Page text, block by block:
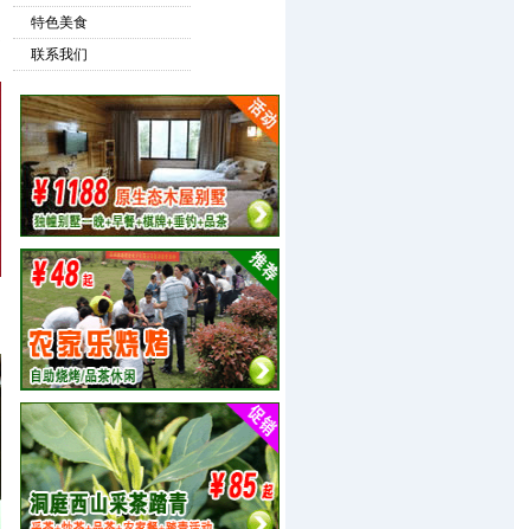
特色美食
联系我们